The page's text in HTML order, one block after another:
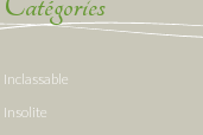
Inclassable
Insolite